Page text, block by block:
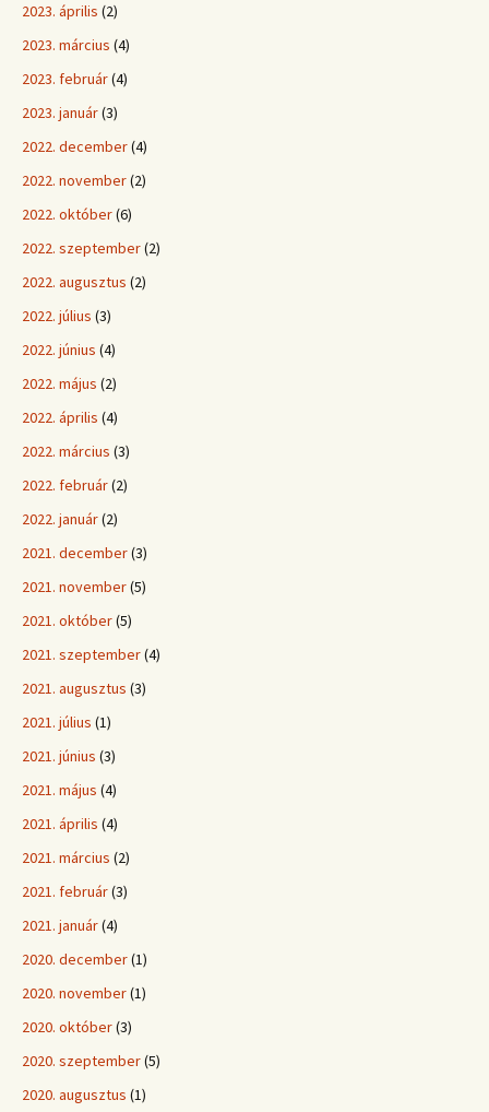
2023. április (2)
2023. március (4)
2023. február(4)
2023. január(3)
2022. december(4)
2022. november(2)
2022. október(6)
2022. szeptember(2)
2022. augusztus (2)
2022. július (3)
2022. június (4)
2022. május (2)
2022. április (4)
2022. március (3)
2022. február(2)
2022. január(2)
2021. december(3)
2021. november(5)
2021. október(5)
2021. szeptember(4)
2021. augusztus (3)
2021. július (1)
2021. június (3)
2021. május (4)
2021. április (4)
2021. március (2)
2021. február(3)
2021. január(4)
2020. december(1)
2020. november(1)
2020. október(3)
2020. szeptember(5)
2020. augusztus (1)